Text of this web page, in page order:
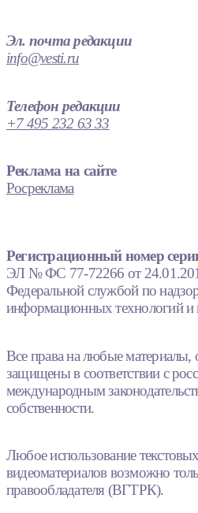
Эл. почта редакции
info@vesti.ru
Телефон редакции
+7 495 232 63 33
Реклама на сайте
Росреклама
Регистрационный номер
ЭЛ № ФС 77-72266 от
Федеральной службой по
информационных технологий
Все права на любые материалы,
защищены в соответствии с
международным
собственности.
Любое использование
видеоматериалов возможно
правообладателя (ВГТРК).